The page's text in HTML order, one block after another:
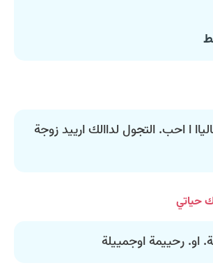
ا احب. التجول لداالك ارييد زوجة
حياتي
او. رحييمة اوجمييلة